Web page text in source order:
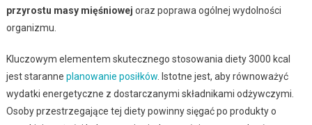
przyrostu masy mięśniowej oraz poprawa ogólnej wydolności
organizmu.
Kluczowym elementem skutecznego stosowania diety 3000 kcal
jest staranne planowanie posiłków. Istotne jest, aby równoważyć
wydatki energetyczne z dostarczanymi składnikami odżywczymi.
Osoby przestrzegające tej diety powinny sięgać po produkty o